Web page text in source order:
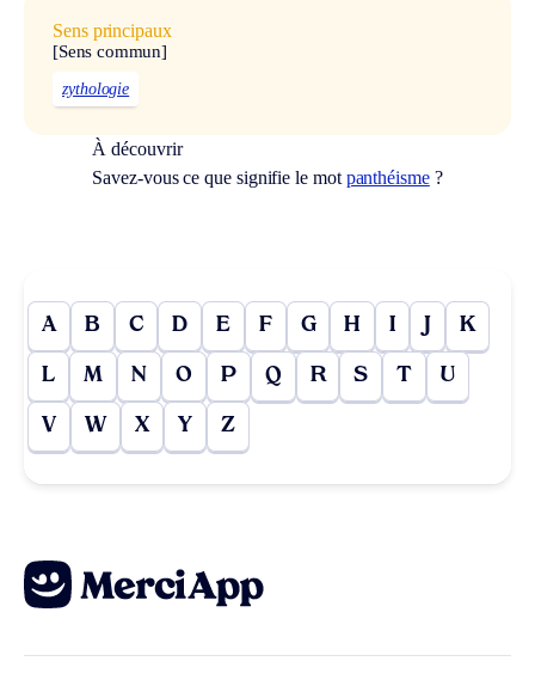
Sens principaux
[Sens commun]
zythologie
À découvrir
Savez-vous ce que signifie le mot panthéisme?
A B C D E F G H I J K
L M N O P Q R S T U
V W X Y Z